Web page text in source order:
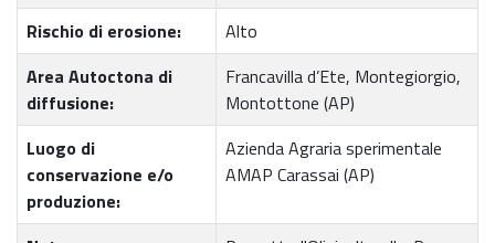
Rischio di erosione:
Alto
Area Autoctona di
diffusione:
Francavilla d’Ete, Montegiorgio,
Montottone (AP)
Luogo di
conservazione e/o
produzione:
Azienda Agraria sperimentale
AMAP Carassai (AP)